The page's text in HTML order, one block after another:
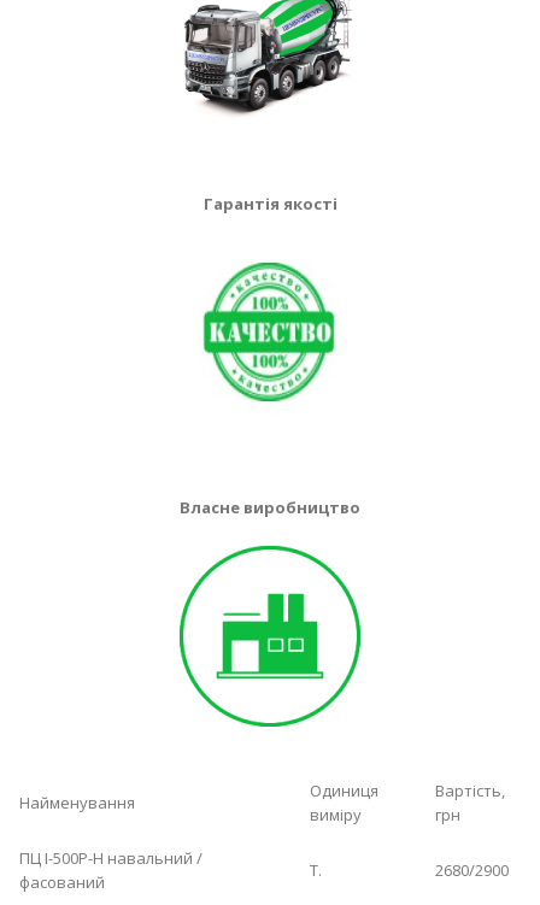
Гарантія якості
Власне виробництво
Найменування
Одиниця
виміру
Вартість,
грн
ПЦ І-500Р-Н навальний /
фасований
Т. 2680/2900